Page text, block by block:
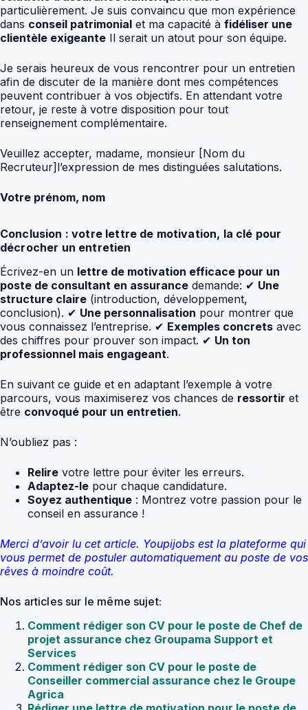
particulièrement. Je suis convaincu que mon expérience
dans conseil patrimonial et ma capacité à fidéliser une
clientèle exigeante Il serait un atout pour son équipe.
Je serais heureux de vous rencontrer pour un entretien
afin de discuter de la manière dont mes compétences
peuvent contribuer à vos objectifs. En attendant votre
retour, je reste à votre disposition pour tout
renseignement complémentaire.
Veuillez accepter, madame, monsieur [Nom du
Recruteur]l’expression de mes distinguées salutations.
Votre prénom, nom
Conclusion : votre lettre de motivation, la clé pour
décrocher un entretien
Écrivez-en un lettre de motivation efficace pour un
poste de consultant en assurance demande: ✔ Une
structure claire (introduction, développement,
conclusion). ✔ Une personnalisation pour montrer que
vous connaissez l’entreprise. ✔ Exemples concrets avec
des chiffres pour prouver son impact. ✔ Un ton
professionnel mais engageant.
En suivant ce guide et en adaptant l’exemple à votre
parcours, vous maximiserez vos chances de ressortir et
être convoqué pour un entretien.
N’oubliez pas :
Relire votre lettre pour éviter les erreurs.
Adaptez-le pour chaque candidature.
Soyez authentique : Montrez votre passion pour le
conseil en assurance !
Merci d’avoir lu cet article. Youpijobs est la plateforme qui
vous permet de postuler automatiquement au poste de vos
rêves à moindre coût.
Nos articles sur le même sujet:
Comment rédiger son CV pour le poste de Chef de
projet assurance chez Groupama Support et
Services
Comment rédiger son CV pour le poste de
Conseiller commercial assurance chez le Groupe
Agrica